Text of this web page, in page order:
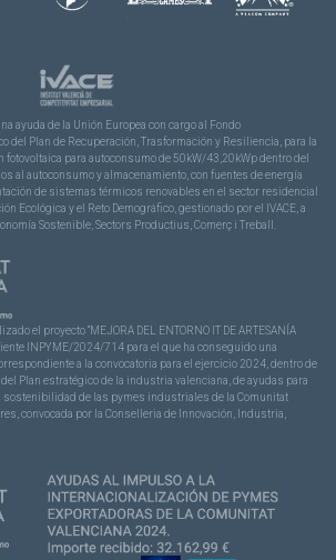
ayuda de la Unión Europea con cargo al Fondo
del Plan de Recuperación, Trasformación y Resiliencia, para la
para autoconsumo de 50kW/43,20kWp dentro del
al autoconsumo y almacenamiento, con fuentes de energía
de sistemas térmicos renovables en el sector residencial
Ecológica y el Reto Demográfico, gestionado por el IVACE, a
Sostenible, Sectors Productius, Comerç i Treball.
el proyecto “MEJORA DEL ENTORNO IT DE ARTESANÍA
INPYME/2024/714 para el que ha conseguido una
a la convocatoria para el ejercicio 2024, dentro de
Plan estratégico de la industria valenciana, de ayudas para
sostenibilidad de las pymes industriales de la Comunitat
convocada por la Conselleria de Innovación, Industria,